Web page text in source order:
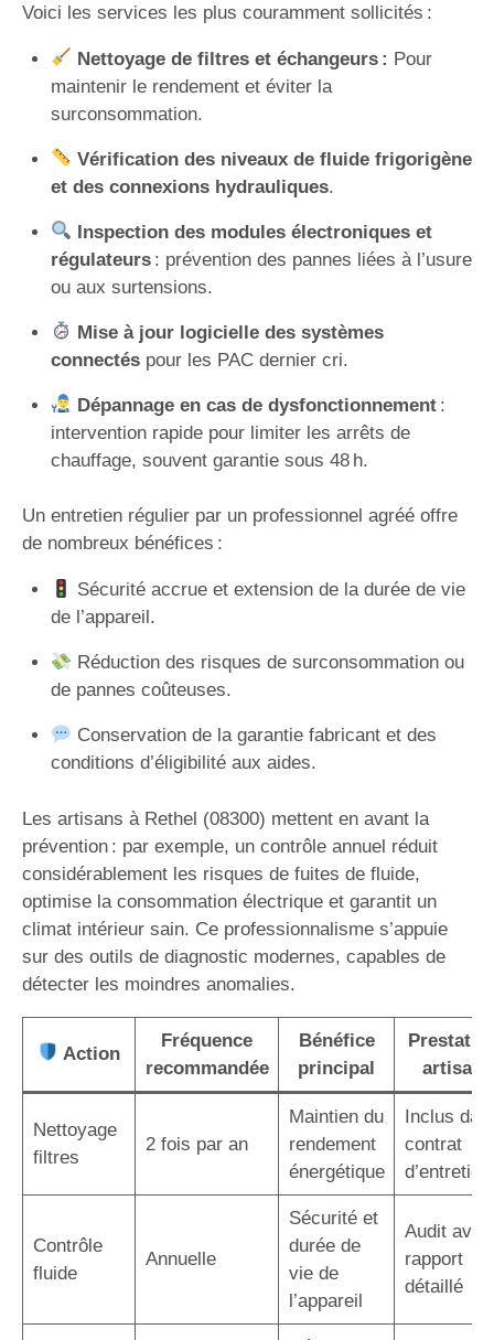
Voici les services les plus couramment sollicités :
Nettoyage de filtres et échangeurs : Pour
maintenir le rendement et éviter la
surconsommation.
Vérification des niveaux de fluide frigorigène
et des connexions hydrauliques.
Inspection des modules électroniques et
régulateurs: prévention des pannes liées à l’usure
ou aux surtensions.
Mise à jour logicielle des systèmes
connectéspour les PAC dernier cri.
Dépannage en cas de dysfonctionnement:
intervention rapide pour limiter les arrêts de
chauffage, souvent garantie sous 48 h.
Un entretien régulier par un professionnel agréé offre
de nombreux bénéfices :
Sécurité accrue et extension de la durée de vie
de l’appareil.
Réduction des risques de surconsommation ou
de pannes coûteuses.
Conservation de la garantie fabricant et des
conditions d’éligibilité aux aides.
Les artisans à Rethel (08300) mettent en avant la
prévention : par exemple, un contrôle annuel réduit
considérablement les risques de fuites de fluide,
optimise la consommation électrique et garantit un
climat intérieur sain. Ce professionnalisme s’appuie
sur des outils de diagnostic modernes, capables de
détecter les moindres anomalies.
Action
Fréquence
recommandée
Bénéfice
principal
artisan
Nettoyage
filtres
2 fois par an
Maintien du
rendement
énergétique
Inclus
contrat
d’entretien
Contrôle
fluide
Annuelle
Sécurité et
durée de
vie de
l’appareil
Audit avec
rapport
détaillé